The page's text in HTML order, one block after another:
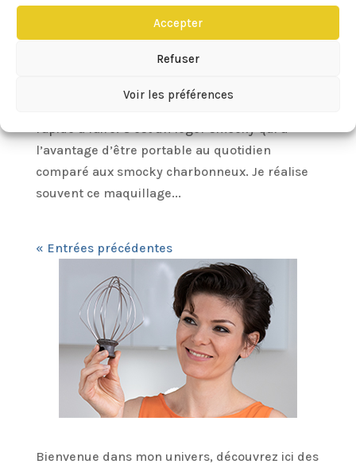
Accepter
Refuser
Voir les préférences
images }
|COQUETTERIES
Bonjour les filles, aujourd’hui je reviens vers
rapide à faire. C’est un léger smocky qui a
l’avantage d’être portable au quotidien
comparé aux smocky charbonneux. Je réalise
souvent ce maquillage...
« Entrées précédentes
Bienvenue dans mon univers, découvrez ici des